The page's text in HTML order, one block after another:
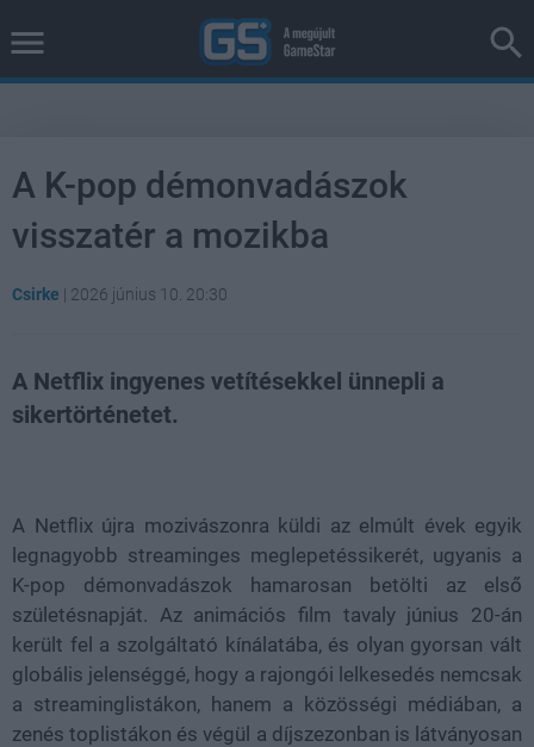
A K-pop démonvadászok
visszatér a mozikba
Csirke | 2026 június 10. 20:30
A Netflix ingyenes vetítésekkel ünnepli a
sikertörténetet.
A Netflix újra mozivászonra küldi az elmúlt évek egyik
legnagyobb streaminges meglepetéssikerét, ugyanis a
K-pop démonvadászok hamarosan betölti az első
születésnapját. Az animációs film tavaly június 20-án
került fel a szolgáltató kínálatába, és olyan gyorsan vált
globális jelenséggé, hogy a rajongói lelkesedés nemcsak
a streaminglistákon, hanem a közösségi médiában, a
zenés toplistákon és végül a díjszezonban is látványosan